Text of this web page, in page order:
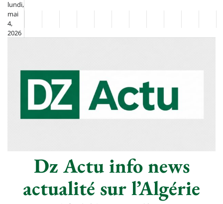
Skip
content
lundi,
mai
4,
2026
FlashSportclasséDiasporaChronique
–
Le
Thé
CultureMondeSociétéÉconomie
Tech
Dz Actu info news
actualité sur l’Algérie